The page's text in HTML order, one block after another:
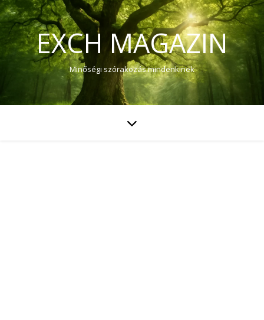
EXCH MAGAZIN
Minőségi szórakozás mindenkinek